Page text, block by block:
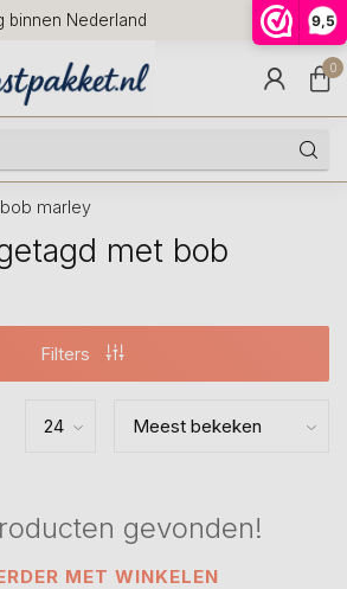
9,5
binnen Nederland
Voor
huis
9.5
0
bob marley
met bob
Filters
gevonden!
MET WINKELEN